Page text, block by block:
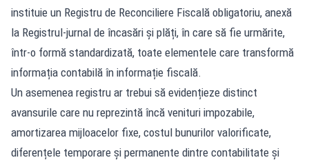
instituie un Registru de Reconciliere Fiscală obligatoriu, anexă
la Registrul-jurnal de încasări și plăți, în care să fie urmărite,
într-o formă standardizată, toate elementele care transformă
informația contabilă în informație fiscală.
Un asemenea registru ar trebui să evidențieze distinct
avansurile care nu reprezintă încă venituri impozabile,
amortizarea mijloacelor fixe, costul bunurilor valorificate,
diferențele temporare și permanente dintre contabilitate și